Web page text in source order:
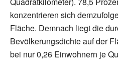
konzentrieren sich
Fläche. Demnach liegt die
Bevölkerungsdichte auf der
bei nur 0,26 Einwohnern je